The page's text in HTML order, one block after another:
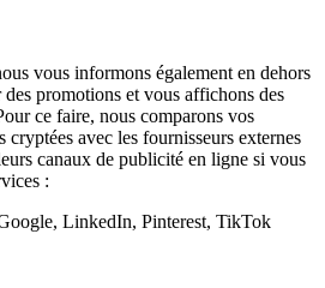
vous informons également en dehors
promotions et vous affichons des
ce faire, nous comparons vos
cryptées avec les fournisseurs externes
canaux de publicité en ligne si vous
:
LinkedIn, Pinterest, TikTok